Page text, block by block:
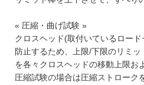
« 圧縮・曲げ試験 »
クロスヘッド(取付いているロー
防止するため、上限/下限のリミ
を各々クロスヘッドの移動上限お
圧縮試験の場合は圧縮ストローク